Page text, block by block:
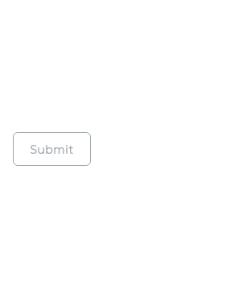
Submit